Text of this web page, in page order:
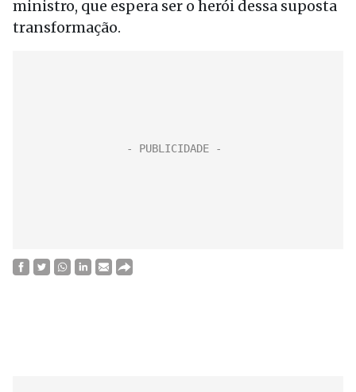
ministro, que espera ser o herói dessa suposta
transformação.